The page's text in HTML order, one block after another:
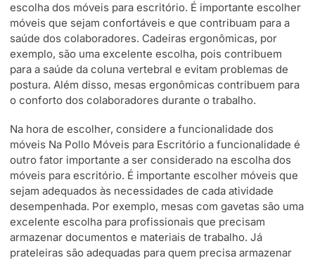
escolha dos móveis para escritório. É importante escolher
móveis que sejam confortáveis e que contribuam para a
saúde dos colaboradores. Cadeiras ergonômicas, por
exemplo, são uma excelente escolha, pois contribuem
para a saúde da coluna vertebral e evitam problemas de
postura. Além disso, mesas ergonômicas contribuem para
o conforto dos colaboradores durante o trabalho.
Na hora de escolher, considere a funcionalidade dos
móveis Na Pollo Móveis para Escritório a funcionalidade é
outro fator importante a ser considerado na escolha dos
móveis para escritório. É importante escolher móveis que
sejam adequados às necessidades de cada atividade
desempenhada. Por exemplo, mesas com gavetas são uma
excelente escolha para profissionais que precisam
armazenar documentos e materiais de trabalho. Já
prateleiras são adequadas para quem precisa armazenar